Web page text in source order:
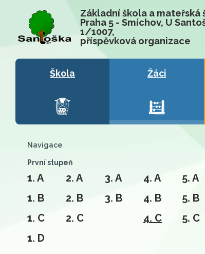
Základní škola a mateřská
Praha 5 - Smíchov, U
1/1007,
příspěvková organizace
Škola Žáci
Navigace
První stupeň
1. A
1. B
1. C
1. D
2. A
2. B
2. C
3. A
3. B
4. A
4. B
4. C
5. A
5. B
5. C